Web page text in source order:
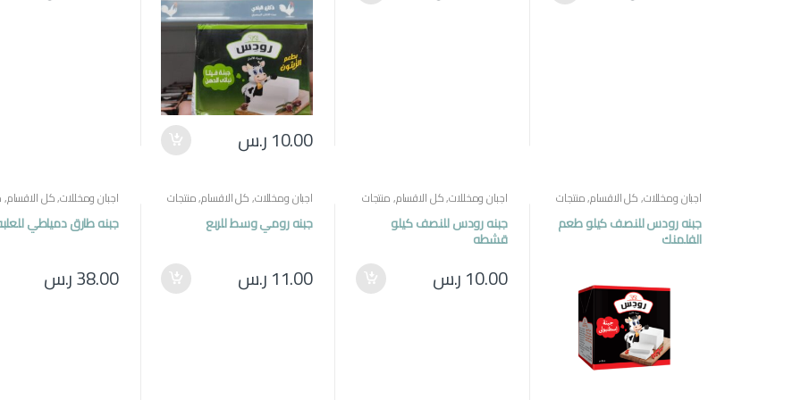
10.00ر.س
اجبان ومخللات,كل الاقسام,منتجات
مصرية
جبنه رودس للنصف كيلو طعم
الفلمنك
اجبان ومخللات,كل الاقسام,منتجات
مصرية
جبنه رودس للنصف كيلو
قشطه
10.00ر.س
اجبان ومخللات,كل الاقسام,منتجات
مصرية
جبنه رومي وسط للربع
11.00ر.س
اجبان ومخللات,كل الاقسام,
مصرية
جبنه طارق دمياطي
38.00ر.س